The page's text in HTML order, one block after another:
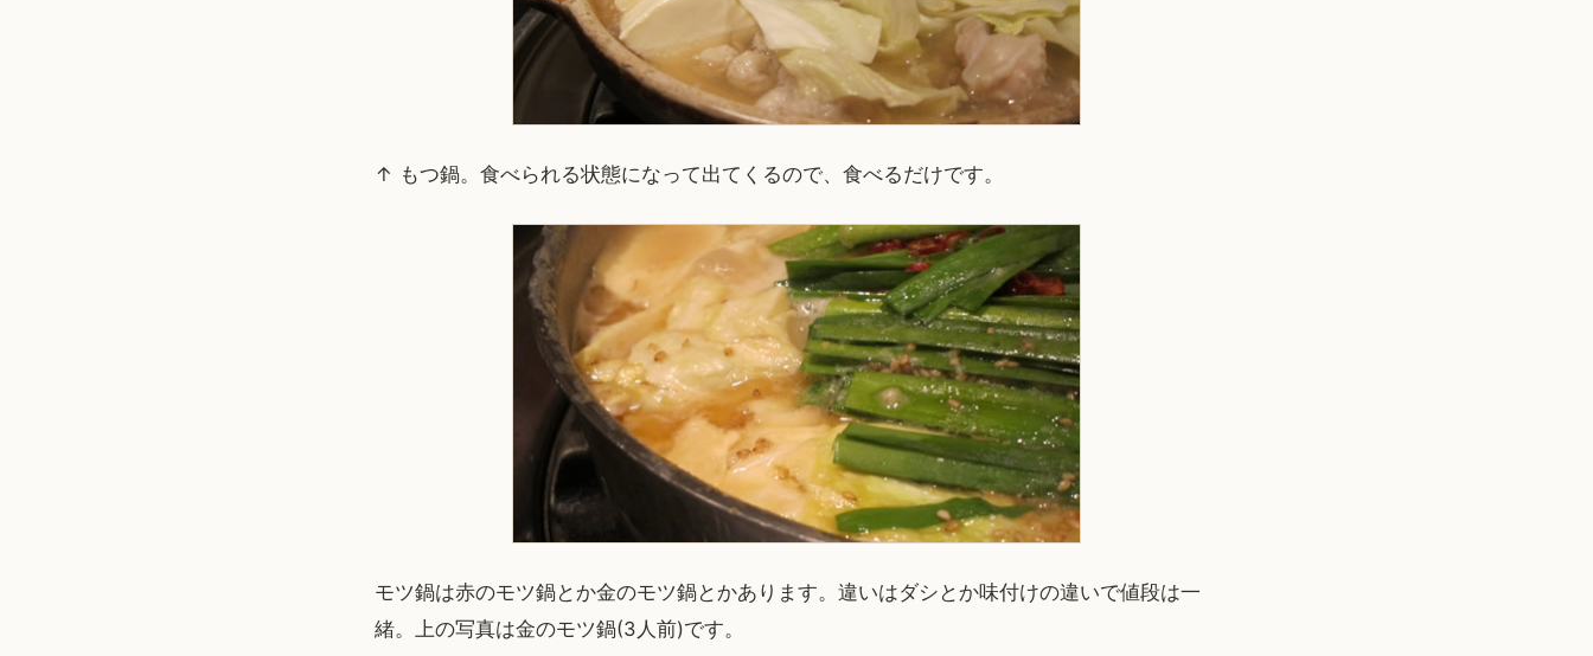
↑ もつ鍋。食べられる状態になって出てくるので、食べるだけです。
モツ鍋は赤のモツ鍋とか金のモツ鍋とかあります。違いはダシとか味付けの違いで値段は一
緒。上の写真は金のモツ鍋(3人前)です。